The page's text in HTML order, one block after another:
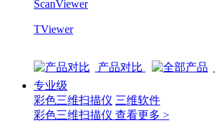
ScanViewer
TViewer
产品对比
专业级
彩色三维扫描仪 三维软件
彩色三维扫描仪 查看更多 >